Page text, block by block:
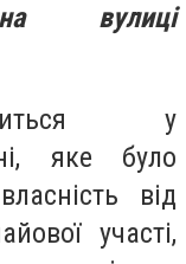
вулиці
у
яке було
від
участі,